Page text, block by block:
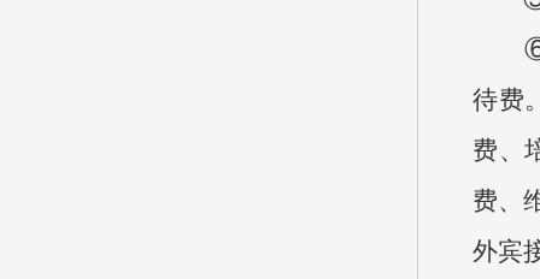
⑥“
待费
费、
费、
外宾